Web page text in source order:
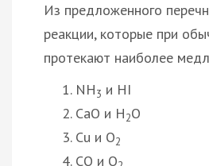
Из предложенного
реакции, которые при
протекают наиболее
NH3 и HI
CaO и H2O
Cu и O2
CO и O